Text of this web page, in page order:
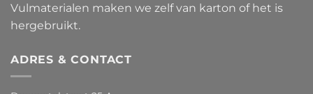
Vulmaterialen maken we zelf van karton of het is
hergebruikt.
ADRES & CONTACT